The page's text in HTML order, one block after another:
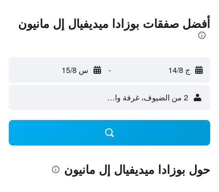
أفضل صفقات بوزادا ميديفيال إل مانيون
ج 14/8 - س 15/8
2 من الضيوف، غرفة واحدة
حول بوزادا ميديفيال إل مانيون